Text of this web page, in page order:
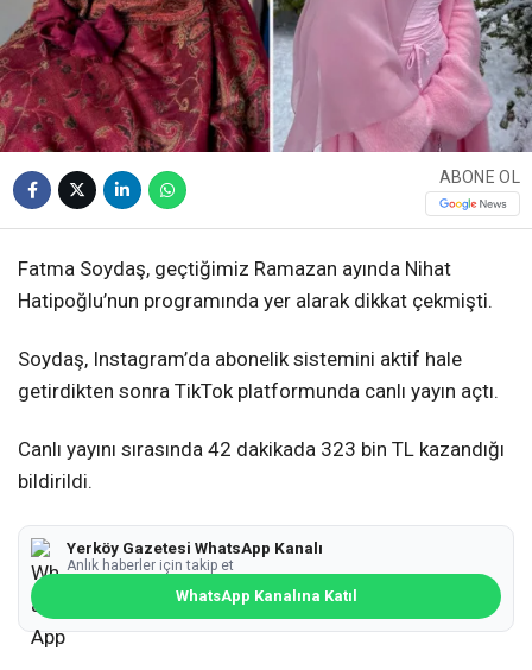
ABONE OL
Fatma Soydaş, geçtiğimiz Ramazan ayında Nihat
Hatipoğlu’nun programında yer alarak dikkat çekmişti.
Soydaş, Instagram’da abonelik sistemini aktif hale
getirdikten sonra TikTok platformunda canlı yayın açtı.
Canlı yayını sırasında 42 dakikada 323 bin TL kazandığı
bildirildi.
Yerköy Gazetesi WhatsApp Kanalı
Anlık haberler için takip et
WhatsApp Kanalına Katıl